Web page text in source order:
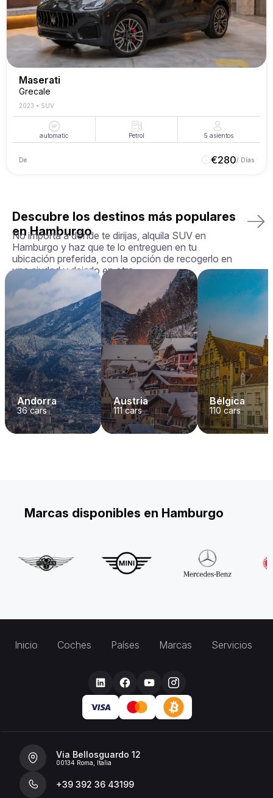
Maserati
Grecale
2023 • SUV
automatic Petrol 5 asientos
De €280/ Días
Descubre los destinos más populares
en Hamburgo
No importa a dónde te dirijas, alquila SUV en
Hamburgo y haz que te lo entreguen en tu
ubicación preferida, con la opción de recogerlo en
una ciudad y dejarlo en otra.
Andorra
36cars
Austria
111cars
Bélgica
110 cars
Marcas disponibles en Hamburgo
Inicio Coches Países Marcas Servicios
Via Bellosguardo 12
00134 Roma, Italia
+39 392 36 43199